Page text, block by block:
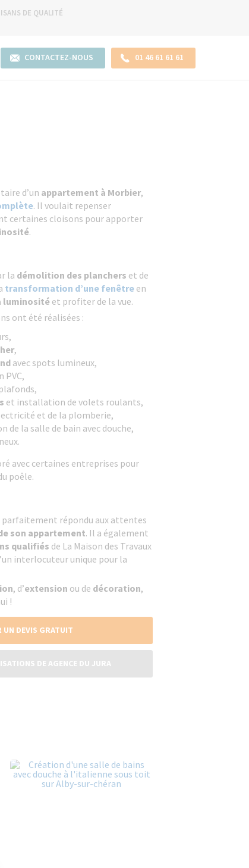
DE QUALITÉ
CONTACTEZ-NOUS 01 46 61 61 61
d’un appartement à Morbier,
. Il voulait repenser
certaines cloisons pour apporter
.
la démolition des planchers et de
transformation d’une fenêtre en
luminosité et profiter de la vue.
ont été réalisées :
,
avec spots lumineux,
PVC,
et installation de volets roulants,
et de la plomberie,
de la salle de bain avec douche,
avec certaines entreprises pour
poêle.
parfaitement répondu aux attentes
son appartement. Il a également
qualifiés de La Maison des Travaux
interlocuteur unique pour la
, d’extension ou de décoration,
!
UN DEVIS GRATUIT
DE AGENCE DU JURA